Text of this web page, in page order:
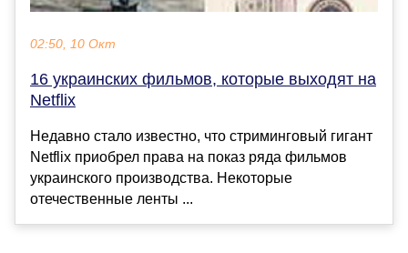
02:50, 10 Окт
16 украинских фильмов, которые выходят на
Netflix
Недавно стало известно, что стриминговый гигант
Netflix приобрел права на показ ряда фильмов
украинского производства. Некоторые
отечественные ленты ...